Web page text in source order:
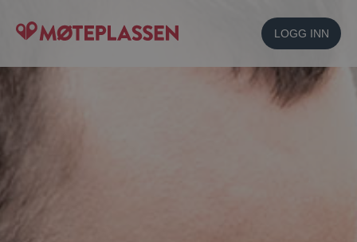
LOGG INN